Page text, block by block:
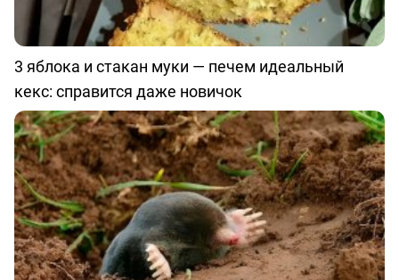
3 яблока и стакан муки — печем идеальный
кекс: справится даже новичок